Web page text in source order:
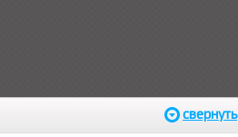
свернуть